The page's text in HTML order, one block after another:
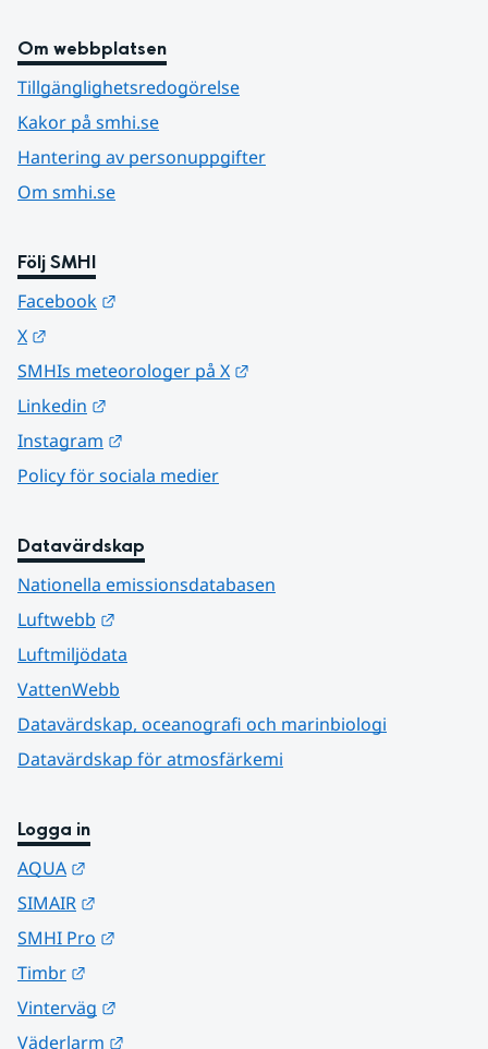
Om webbplatsen
Tillgänglighetsredogörelse
Kakor på smhi.se
Hantering av personuppgifter
Om smhi.se
Följ SMHI
Facebook
X
SMHIs meteorologer på X
Linkedin
Instagram
Policy för sociala medier
Datavärdskap
Nationella emissionsdatabasen
Luftwebb
Luftmiljödata
VattenWebb
Datavärdskap, oceanografi och marinbiologi
Datavärdskap för atmosfärkemi
Logga in
AQUA
SIMAIR
SMHI Pro
Timbr
Vinterväg
Väderlarm